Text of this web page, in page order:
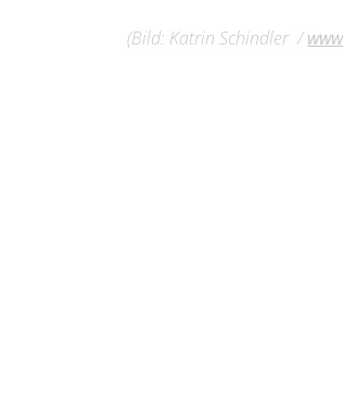
(Bild: Katrin Schindler /